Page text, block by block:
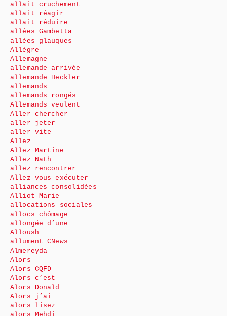
allait cruchement
allait réagir
allait réduire
allées Gambetta
allées glauques
Allègre
Allemagne
allemande arrivée
allemande Heckler
allemands
allemands rongés
Allemands veulent
Aller chercher
aller jeter
aller vite
Allez
Allez Martine
Allez Nath
allez rencontrer
Allez-vous exécuter
alliances consolidées
Alliot-Marie
allocations sociales
allocs chômage
allongée d’une
Alloush
allument CNews
Almereyda
Alors
Alors CQFD
Alors c’est
Alors Donald
Alors j’ai
alors lisez